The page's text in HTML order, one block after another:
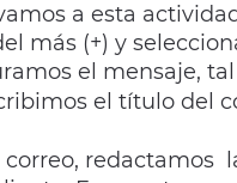
a esta
más (+) y
el mensaje,
el título del
correo, redactamos